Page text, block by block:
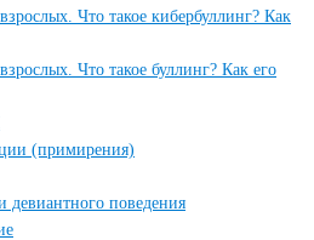
Что такое кибербуллинг? Как
Что такое буллинг? Как его
(примирения)
девиантного поведения